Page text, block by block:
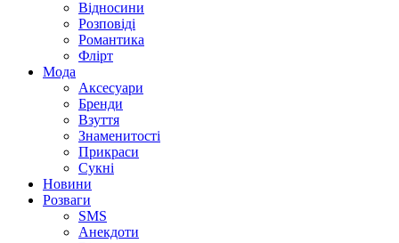
Відносини
Розповіді
Романтика
Флірт
Мода
Аксесуари
Бренди
Взуття
Знаменитості
Прикраси
Сукні
Новини
Розваги
SMS
Анекдоти